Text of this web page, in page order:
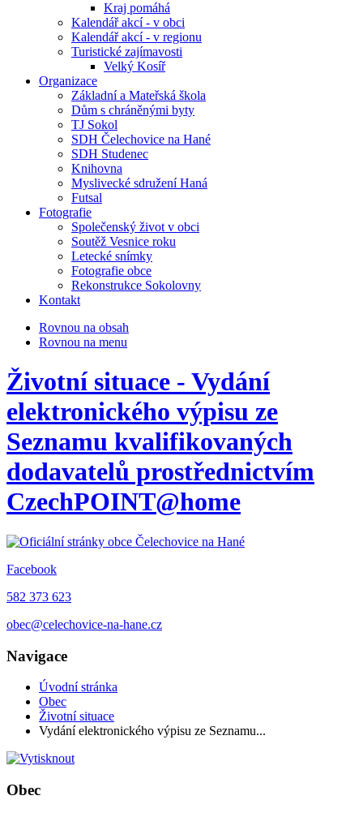
Kraj pomáhá
Kalendář akcí - v obci
Kalendář akcí - v regionu
Turistické zajímavosti
Velký Kosíř
Organizace
Základní a Mateřská škola
Dům s chráněnými byty
TJ Sokol
SDH Čelechovice na Hané
SDH Studenec
Knihovna
Myslivecké sdružení Haná
Futsal
Fotografie
Společenský život v obci
Soutěž Vesnice roku
Letecké snímky
Fotografie obce
Rekonstrukce Sokolovny
Kontakt
Rovnou na obsah
Rovnou na menu
Životní situace - Vydání
elektronického výpisu ze
Seznamu kvalifikovaných
dodavatelů prostřednictvím
CzechPOINT@home
Facebook
582 373 623
obec@celechovice-na-hane.cz
Navigace
Úvodní stránka
Obec
Životní situace
Vydání elektronického výpisu ze Seznamu...
Obec